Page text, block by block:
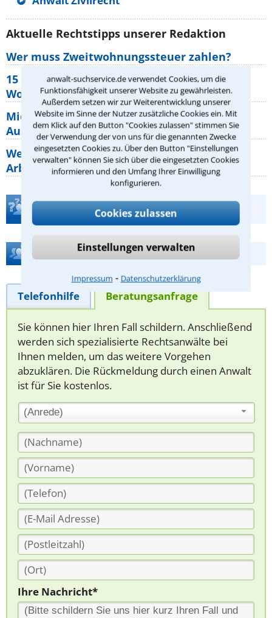
anwalt-suchservice.de verwendet Cookies, um die
Funktionsfähigkeit unserer Website zu gewährleisten.
Außerdem setzen wir zur Weiterentwicklung unserer
Website im Sinne der Nutzer zusätzliche Cookies ein. Mit
dem Klick auf den Button "Cookies zulassen" stimmen Sie
der Verwendung der von uns für die genannten Zwecke
eingesetzten Cookies zu. Über den Button "Einstellungen
verwalten" können Sie sich über die eingesetzten Cookies
informieren und den Umfang Ihrer Einwilligung
konfigurieren.
Cookies zulassen
Einstellungen verwalten
Impressum ⁃ Datenschutzerklärung
Aktuelle Rechtstipps unserer Redaktion
Wer muss Zweitwohnungssteuer zahlen?
15 elementare Rechte, die jeder
Wohnungseigentümer kennen sollte
Mietpreisbremse 2026: Alle Regeln,
Ausnahmen und Rechte für Mieter
Welche Regeln für Teilnahme, Urlaub,
Arbeitszeit gelten beim
Teste Dein Rechtswissen
Hilfe bei Ihrer Anwaltsuche?
Telefonhilfe Beratungsanfrage
Sie können hier Ihren Fall schildern. Anschließend
werden sich spezialisierte Rechtsanwälte bei
Ihnen melden, um das weitere Vorgehen
abzuklären. Die Rückmeldung durch einen Anwalt
ist für Sie kostenlos.
(Anrede)
Ihre Nachricht*